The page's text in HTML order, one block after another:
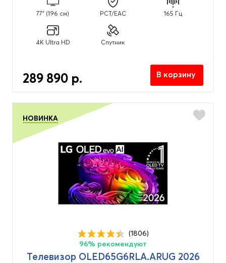
77" (196 см) PCT/EAC 165 Гц
4K Ultra HD Спутник
289 890 р. В корзину
НОВИНКА
(1806)
96% рекомендуют
Телевизор OLED65G6RLA.ARUG 2026